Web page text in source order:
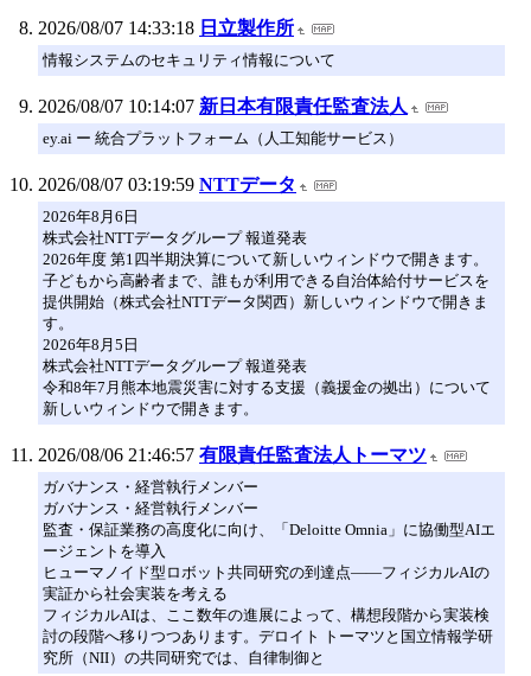
2026/08/07 14:33:18 日立製作所
情報システムのセキュリティ情報について
2026/08/07 10:14:07 新日本有限責任監査法人
ey.ai ー 統合プラットフォーム（人工知能サービス）
2026/08/07 03:19:59 NTTデータ
2026年8月6日
株式会社NTTデータグループ 報道発表
2026年度 第1四半期決算について新しいウィンドウで開きます。
子どもから高齢者まで、誰もが利用できる自治体給付サービスを
提供開始（株式会社NTTデータ関西）新しいウィンドウで開きま
す。
2026年8月5日
株式会社NTTデータグループ 報道発表
令和8年7月熊本地震災害に対する支援（義援金の拠出）について
新しいウィンドウで開きます。
2026/08/06 21:46:57 有限責任監査法人トーマツ
ガバナンス・経営執行メンバー
ガバナンス・経営執行メンバー
監査・保証業務の高度化に向け、「Deloitte Omnia」に協働型AIエ
ージェントを導入
ヒューマノイド型ロボット共同研究の到達点――フィジカルAIの
実証から社会実装を考える
フィジカルAIは、ここ数年の進展によって、構想段階から実装検
討の段階へ移りつつあります。デロイト トーマツと国立情報学研
究所（NII）の共同研究では、自律制御と